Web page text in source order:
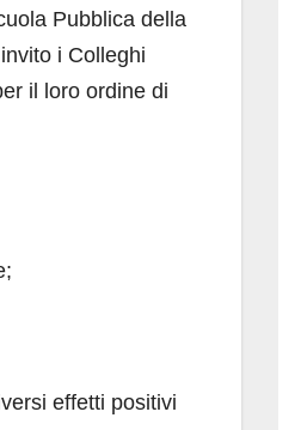
Pubblica della
i Colleghi
il loro ordine di
effetti positivi